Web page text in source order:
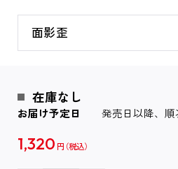
面影歪
在庫なし
お届け予定日 発売日以降、
1,320 円